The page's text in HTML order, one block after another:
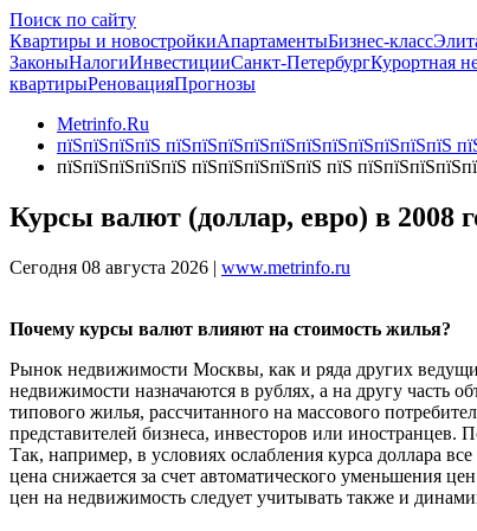
Поиск по сайту
Квартиры и новостройкиАпартаментыБизнес-класс
ЗаконыНалогиИнвестицииСанкт-ПетербургКурортная
квартирыРеновацияПрогнозы
Metrinfo.Ru
пїЅпїЅпїЅпїЅ пїЅпїЅпїЅпїЅпїЅпїЅпїЅпїЅпїЅпїЅпїЅ
пїЅпїЅпїЅпїЅпїЅ пїЅпїЅпїЅпїЅпїЅ пїЅ
Курсы валют (доллар, евро) в 2008
Сегодня 08 августа 2026 | www.metrinfo.ru
Почему курсы валют влияют на стоимость жилья?
Рынок недвижимости Москвы, как и ряда других
недвижимости назначаются в рублях, а на другу часть
типового жилья, рассчитанного на массового
представителей бизнеса, инвесторов или
Так, например, в условиях ослабления курса доллара
цена снижается за счет автоматического уменьшения
цен на недвижимость следует учитывать также и